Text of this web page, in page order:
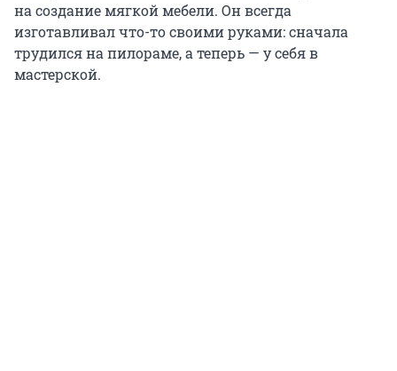
на создание мягкой мебели. Он всегда
изготавливал что-то своими руками: сначала
трудился на пилораме, а теперь — у себя в
мастерской.